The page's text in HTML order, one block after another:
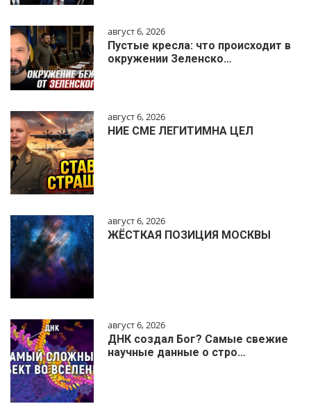
август 6, 2026
Пустые кресла: что происходит в
окружении Зеленско…
август 6, 2026
НИЕ СМЕ ЛЕГИТИМНА ЦЕЛ
август 6, 2026
ЖЁСТКАЯ ПОЗИЦИЯ МОСКВЫ
август 6, 2026
ДНК создал Бог? Самые свежие
научные данные о стро…